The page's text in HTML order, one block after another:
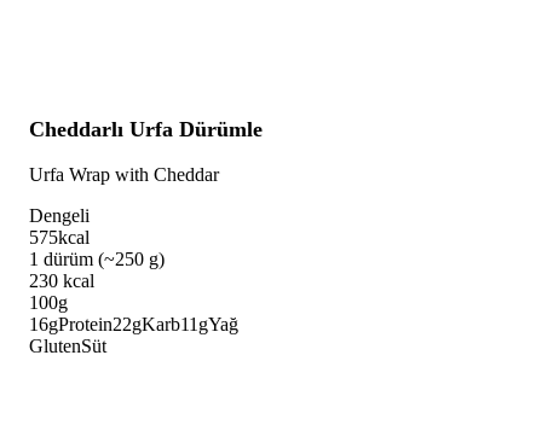
Cheddarlı Urfa Dürümle
Urfa Wrap with Cheddar
Dengeli
575kcal
1 dürüm (~250 g)
230 kcal
100g
16gProtein22gKarb11 gYağ
GlutenSüt